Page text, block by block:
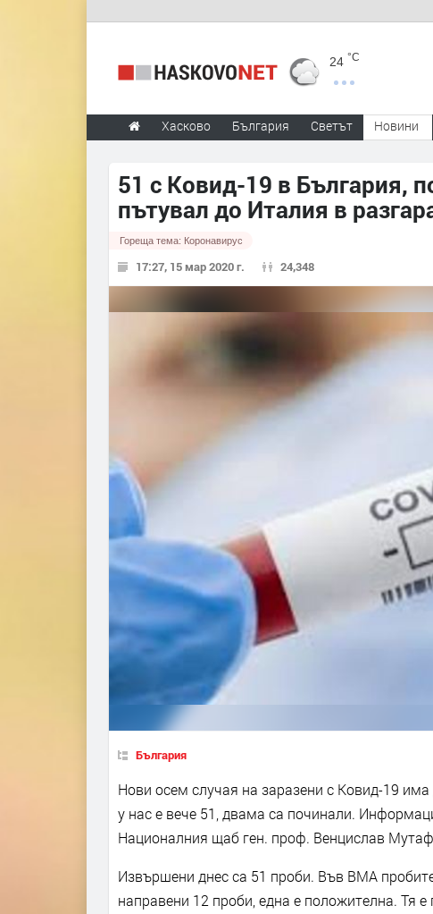
24 °C
Хасково България Светът Новини
51 с Ковид-19 в България,
пътувал до Италия в
Гореща тема: Коронавирус
17:27, 15 мар 2020 г. 24,348
България
Нови осем случая на заразени с Ковид-19
у нас е вече 51, двама са починали.
Националния щаб ген. проф. Венцислав
Извършени днес са 51 проби. Във ВМА
направени 12 проби, една е положителна. Тя